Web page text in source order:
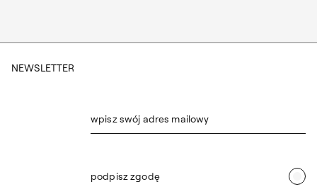
NEWSLETTER
wpisz swój adres mailowy
podpisz zgodę